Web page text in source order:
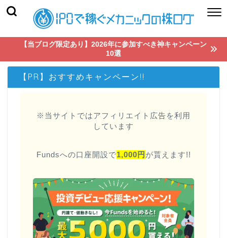
【当ブログ限定あり】2026年に参加すべき神キャンペーン
10選
【PR】おすすめキャンペーン!!
※当サイトではアフィリエイト広告を利用
しています
Fundsへの口座開設で1,000円 が貰えます!!